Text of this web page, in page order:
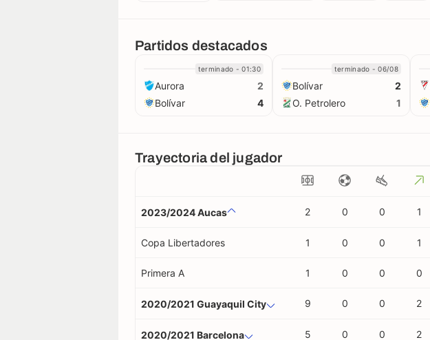
Partidos destacados
terminado - 01:30
Aurora
2
Bolívar
4
terminado - 06/08
Bolívar
2
O. Petrolero
1
Trayectoria del jugador
2023/2024 Aucas 2 0 0 1
Copa Libertadores 1 0 0 1
Primera A 1 0 0 0
2020/2021 Guayaquil City 9 0 0 2
2020/2021 Barcelona 5 0 0 2